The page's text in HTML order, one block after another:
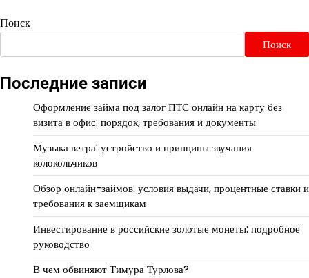
Поиск
Поиск
Последние записи
Оформление займа под залог ПТС онлайн на карту без
визита в офис: порядок, требования и документы
Музыка ветра: устройство и принципы звучания
колокольчиков
Обзор онлайн-займов: условия выдачи, процентные ставки и
требования к заемщикам
Инвестирование в российские золотые монеты: подробное
руководство
В чем обвиняют Тимура Турлова?